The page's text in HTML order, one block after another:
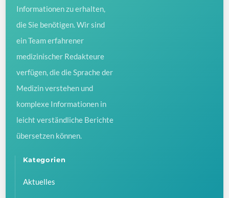
Informationen zu erhalten,
die Sie benötigen. Wir sind
ein Team erfahrener
medizinischer Redakteure
verfügen, die die Sprache der
Medizin verstehen und
komplexe Informationen in
leicht verständliche Berichte
übersetzen können.
Kategorien
Aktuelles